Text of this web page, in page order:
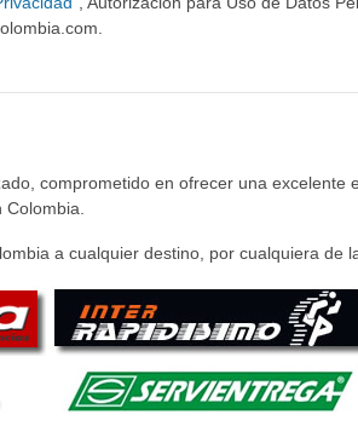
comprometido en ofrecer una excelente
a cualquier destino, por cualquiera de